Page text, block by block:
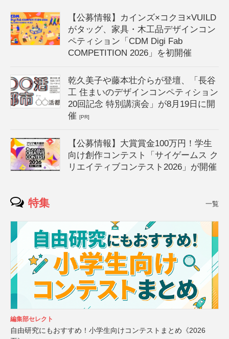
【公募情報】カインズ×コクヨ×VUILD
がタッグ、家具・木工品デザインコン
ペティション「CDM Digi Fab
COMPETITION 2026」を初開催
乾久美子や藤本壮介らが登壇、「長谷
工 住まいのデザインコンペティション
20回記念 特別講演会」が8月19日に開
催[PR]
【公募情報】大賞賞金100万円！学生
向け創作コンテスト「サイゲームス ク
リエイティブコンテスト2026」が開催
特集 一覧
編集部セレクト
自由研究にもおすすめ！小学生向けコンテストまとめ《2026